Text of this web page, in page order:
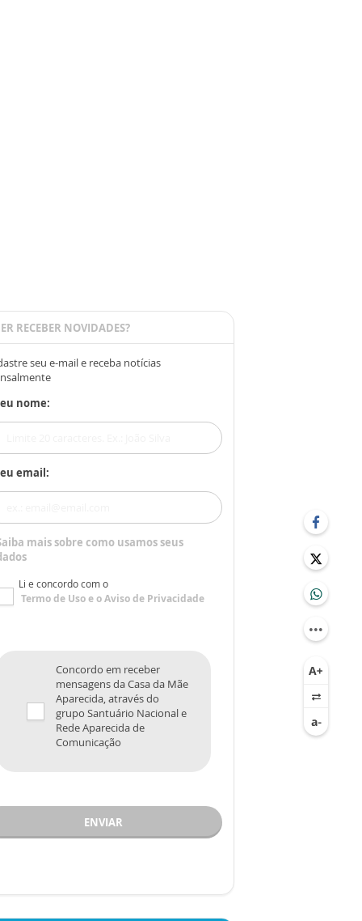
RECEBER NOVIDADES?
seu e-mail e receba notícias
nome:
email:
mais sobre como usamos seus
Li e concordo com o
Termo de Usoe oAviso de Privacidade
Concordo em receber
mensagens da Casa da Mãe
Aparecida, através do
grupo Santuário Nacional e
Rede Aparecida de
Comunicação
ENVIAR